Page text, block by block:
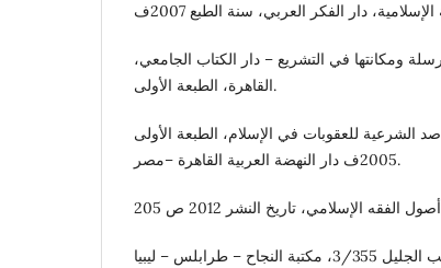
دار الفكر العربي، سنة الطبع 2007ف
ومكانتها في التشريع – دار الكتاب الجامعي،
القاهرة، الطبعة الأولى.
الشرعية للعقوبات في الإسلام، الطبعة الأولى
2005ف دار النهضة العربية القاهرة –مصر.